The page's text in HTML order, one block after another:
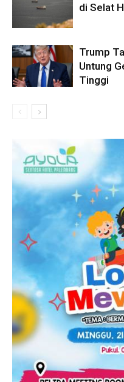
di Selat
Trump
Untung
Tinggi